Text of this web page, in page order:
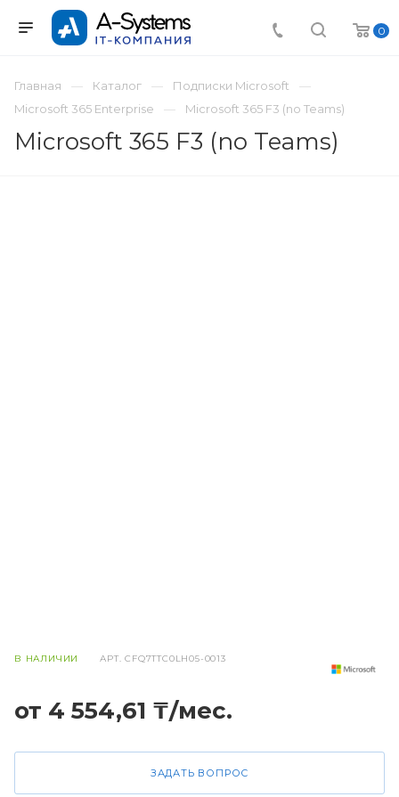
0
Главная Каталог
Подписки Microsoft
Microsoft 365 Enterprise
Microsoft 365 F3 (no Teams)
Microsoft 365 F3 (no Teams)
В НАЛИЧИИ АРТ.CFQ7TTC0LH05-0013
от 4 554,61 ₸/мес.
ЗАДАТЬ ВОПРОС